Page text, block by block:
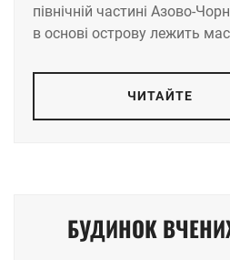
північній частині Азово-
в основі острову лежить
ЧИТАЙТЕ
БУДИНОК